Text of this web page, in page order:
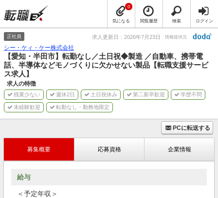
気になる
0
閲覧履歴 検索 ログイン
正社員 求人更新日：2026年7月23日 情報提供元
シー・ケィ・ケー株式会社
【愛知・半田市】転勤なし／土日祝◆製造 ／自動車、携帯電
話、半導体などモノづくりに欠かせない製品【転職支援サービ
ス求人】
求人の特徴
残業少ない 週休2日 土日祝休み 第二新卒歓迎 学歴不問
未経験歓迎 転勤なし・勤務地限定
PCに転送する
募集概要 応募資格 企業情報
給与
＜予定年収＞